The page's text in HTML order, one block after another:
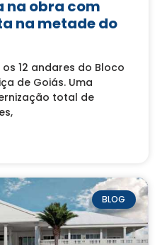
na obra com
na metade do
12 andares do Bloco
de Goiás. Uma
total de
BLOG